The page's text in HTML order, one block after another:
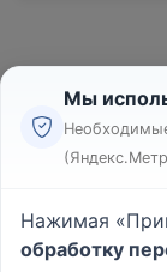
Мы
Нажимая
обработку